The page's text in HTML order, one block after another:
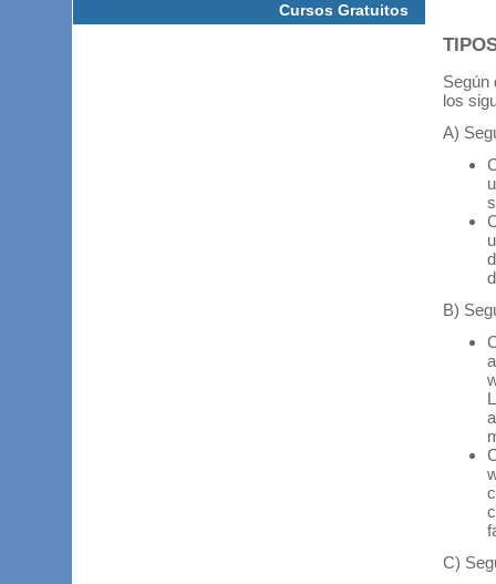
Según
los
A)
B)
C)
Cursos Gratuitos